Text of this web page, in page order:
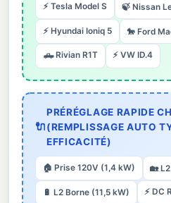
⚡ Tesla Model S 🍃 Nissan
⚡ Hyundai Ioniq 5 🐎 Ford
🛻 Rivian R1T ⚡ VW ID.4
🔌
PRÉRÉGLAGE RAPIDE
(REMPLISSAGE AUTO
EFFICACITÉ)
🏠 Prise 120V (1,4 kW) 🏡
🔋 L2 Borne (11,5 kW) ⚡ DC